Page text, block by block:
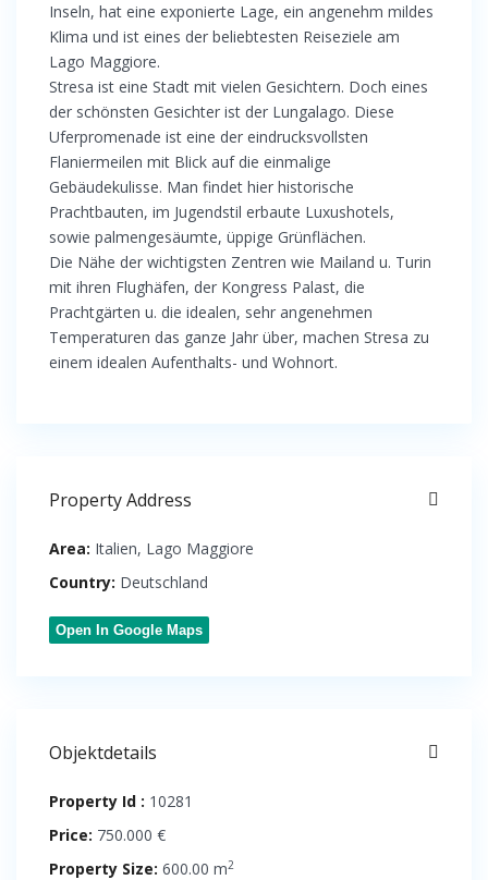
Inseln, hat eine exponierte Lage, ein angenehm mildes
Klima und ist eines der beliebtesten Reiseziele am
Lago Maggiore.
Stresa ist eine Stadt mit vielen Gesichtern. Doch eines
der schönsten Gesichter ist der Lungalago. Diese
Uferpromenade ist eine der eindrucksvollsten
Flaniermeilen mit Blick auf die einmalige
Gebäudekulisse. Man findet hier historische
Prachtbauten, im Jugendstil erbaute Luxushotels,
sowie palmengesäumte, üppige Grünflächen.
Die Nähe der wichtigsten Zentren wie Mailand u. Turin
mit ihren Flughäfen, der Kongress Palast, die
Prachtgärten u. die idealen, sehr angenehmen
Temperaturen das ganze Jahr über, machen Stresa zu
einem idealen Aufenthalts- und Wohnort.
Property Address
Area: Italien, Lago Maggiore
Country: Deutschland
Open In Google Maps
Objektdetails
Property Id : 10281
Price: 750.000 €
Property Size: 600.00 m2